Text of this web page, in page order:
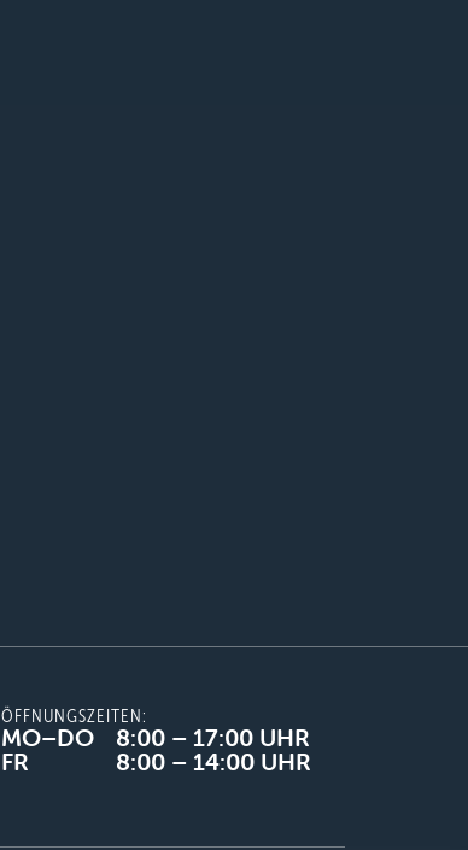
ÖFFNUNGSZEITEN:
MO–DO
8:00 – 17:00 UHR
FR
8:00 – 14:00 UHR